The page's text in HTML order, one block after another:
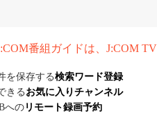
番組ガイドは、J:COM
を保存する検索ワード登録
きる お気に入りチャンネル
への リモート録画予約